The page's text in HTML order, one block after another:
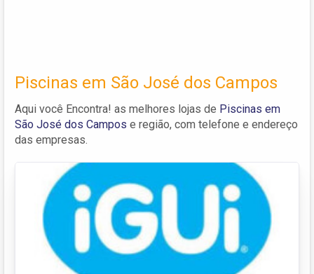
Piscinas em São José dos Campos
Aqui você Encontra! as melhores lojas de Piscinas em
São José dos Campos e região, com telefone e endereço
das empresas.